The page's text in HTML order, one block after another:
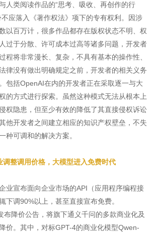
人类阅读作品的“思考、吸收、再创作的行
不应落入《著作权法》项下的专有权利。因涉
以百万计，很多作品都存在版权状态不明、权
过于分散、许可成本过高等诸多问题，开发者
程将非常漫长、复杂，不具有基本的操作性、
律没有做出明确规定之前，开发者的相关义务
包括OpenAI在内的开发者正在采取逐一与大
的方式进行探索。虽然这种模式无法从根本上
权隐患，但至少有效的降低了其直接侵权诉讼
他开发者之间建立相应的知识产权壁垒，不失
种可调和的解决方案。
调整调用价格，大模型进入免费时代
业宣布面向企业市场的API（应用程序编程接
下调90%以上，甚至直接宣布免费。
布降价公告，将旗下通义千问的多款商业化及
价。其中，对标GPT-4的商业化模型Qwen-